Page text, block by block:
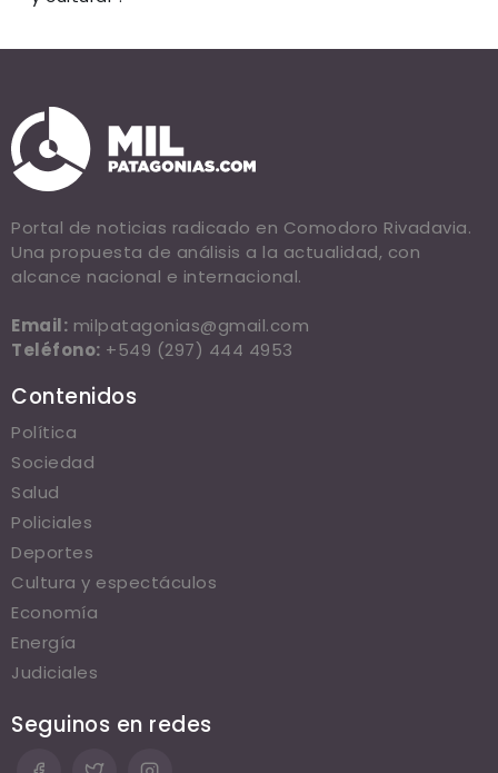
Portal de noticias radicado en Comodoro Rivadavia.
Una propuesta de análisis a la actualidad, con
alcance nacional e internacional.
Email: milpatagonias@gmail.com
Teléfono: +549 (297) 444 4953
Contenidos
Política
Sociedad
Salud
Policiales
Deportes
Cultura y espectáculos
Economía
Energía
Judiciales
Seguinos en redes